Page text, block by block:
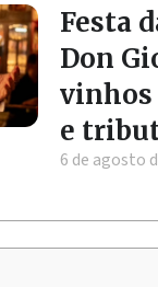
Festa
Don
vinhos
e
6 de agosto